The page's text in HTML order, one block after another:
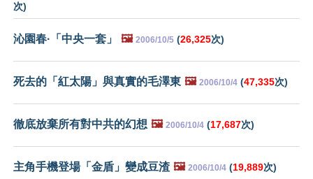
次)
沁園春·「中央一套」 🖼️ 2006/10/5 (26,325次)
死去的「紅太陽」與真實的毛澤東 🖼️ 2006/10/4 (47,335次)
徹底放棄所有對中共的幻想 🖼️ 2006/10/4 (17,687次)
主角手機登場「金盾」變成豆渣 🖼️ 2006/10/4 (19,889次)